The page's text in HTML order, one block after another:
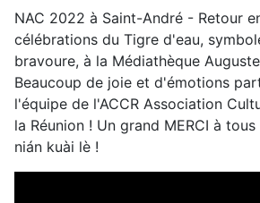
NAC 2022 à Saint-André - Retour
célébrations du Tigre d'eau,
bravoure, à la Médiathèque
Beaucoup de joie et d'émotions
l'équipe de l'ACCR Association
la Réunion ! Un grand MERCI à tous
nián kuài lè !